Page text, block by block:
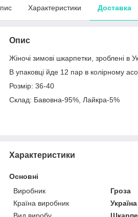
Характеристики Доставка
Опис
Жіночі зимові шкарпетки, зроблені в
В упаковці йде 12 пар в колірному
Розмір: 36-40
Склад: Бавовна-95%, Лайкра-5%
Характеристики
Основні
Виробник
Гроза
Країна виробник
Україна
Вид виробу